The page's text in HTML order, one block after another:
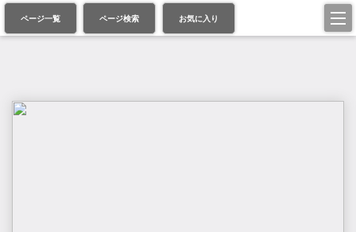
ページ一覧 ページ検索 お気に入り